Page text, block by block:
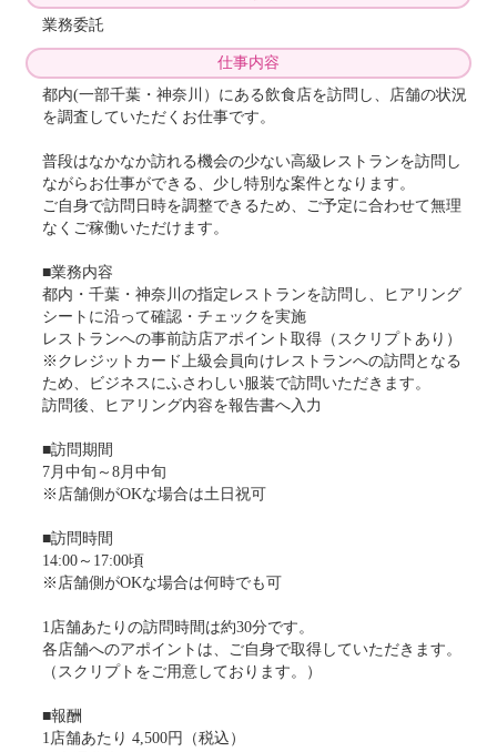
業務委託
仕事内容
都内(一部千葉・神奈川）にある飲食店を訪問し、店舗の状況
を調査していただくお仕事です。
普段はなかなか訪れる機会の少ない高級レストランを訪問し
ながらお仕事ができる、少し特別な案件となります。
ご自身で訪問日時を調整できるため、ご予定に合わせて無理
なくご稼働いただけます。
■業務内容
都内・千葉・神奈川の指定レストランを訪問し、ヒアリング
シートに沿って確認・チェックを実施
レストランへの事前訪店アポイント取得（スクリプトあり）
※クレジットカード上級会員向けレストランへの訪問となる
ため、ビジネスにふさわしい服装で訪問いただきます。
訪問後、ヒアリング内容を報告書へ入力
■訪問期間
7月中旬～8月中旬
※店舗側がOKな場合は土日祝可
■訪問時間
14:00～17:00頃
※店舗側がOKな場合は何時でも可
1店舗あたりの訪問時間は約30分です。
各店舗へのアポイントは、ご自身で取得していただきます。
（スクリプトをご用意しております。）
■報酬
1店舗あたり 4,500円（税込）